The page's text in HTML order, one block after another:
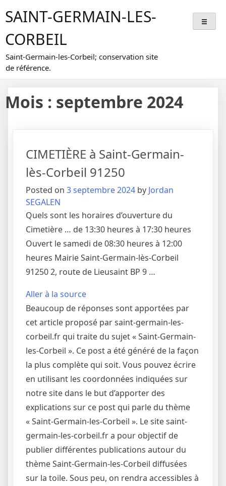
toSAINT-GERMAIN-LES-
CORBEIL
Saint-Germain-les-Corbeil; conservation site
de référence.
Mois : septembre 2024
CIMETIÈRE à Saint-Germain-
lès-Corbeil 91250
Posted on 3 septembre 2024 by Jordan
SEGALEN
Quels sont les horaires d’ouverture du
Cimetière … de 13:30 heures à 17:30 heures
Ouvert le samedi de 08:30 heures à 12:00
heures Mairie Saint-Germain-lès-Corbeil
91250 2, route de Lieusaint BP 9 …
Aller à la source
Beaucoup de réponses sont apportées par
cet article proposé par saint-germain-les-
corbeil.fr qui traite du sujet « Saint-Germain-
les-Corbeil ». Ce post a été généré de la façon
la plus complète qui soit. Vous pouvez écrire
en utilisant les coordonnées indiquées sur
notre site dans le but d’apporter des
explications sur ce post qui parle du thème
« Saint-Germain-les-Corbeil ». Le site saint-
germain-les-corbeil.fr a pour objectif de
publier différentes publications autour du
thème Saint-Germain-les-Corbeil diffusées
sur la toile. Sous peu, on rendra accessibles à